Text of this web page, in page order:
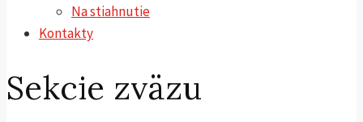
Na stiahnutie
Kontakty
Sekcie zväzu